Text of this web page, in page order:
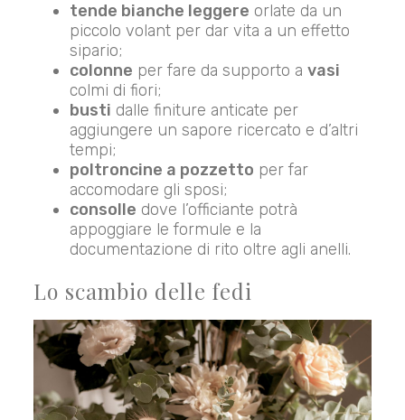
tende bianche leggere orlate da un
piccolo volant per dar vita a un effetto
sipario;
colonne per fare da supporto avasi
colmi di fiori;
busti dalle finiture anticate per
aggiungere un sapore ricercato e d’altri
tempi;
poltroncine a pozzetto per far
accomodare gli sposi;
consolle dove l’officiante potrà
appoggiare le formule e la
documentazione di rito oltre agli anelli.
Lo scambio delle fedi